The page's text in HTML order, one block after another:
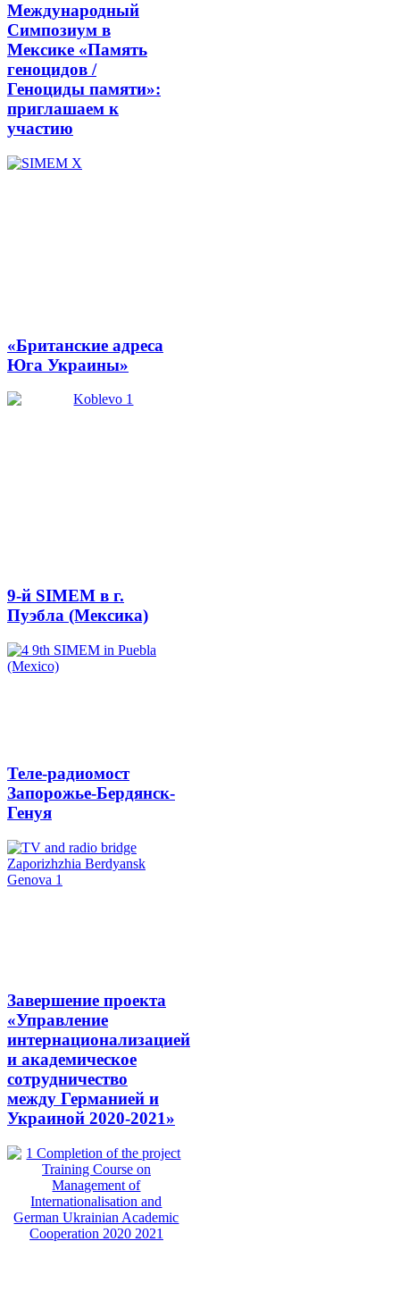
Международный
Симпозиум в
Мексике «Память
геноцидов /
Геноциды памяти»:
приглашаем к
участию
«Британские адреса
Юга Украины»
9-й SIMEM в г.
Пуэбла (Мексика)
Теле-радиомост
Запорожье-Бердянск-
Генуя
Завершение проекта
«Управление
интернационализацией
и академическое
сотрудничество
между Германией и
Украиной 2020-2021»